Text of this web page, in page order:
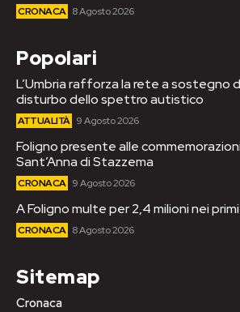
CRONACA 8 Agosto 2026
Popolari
L’Umbria rafforza la rete a sostegno
disturbo dello spettro autistico
ATTUALITÀ 9 Agosto 2026
Foligno presente alle
Sant’Anna di Stazzema
CRONACA 9 Agosto 2026
A Foligno multe per 2,4 milioni nei
CRONACA 8 Agosto 2026
Sitemap
Cronaca